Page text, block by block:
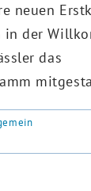
neuen
in der
das